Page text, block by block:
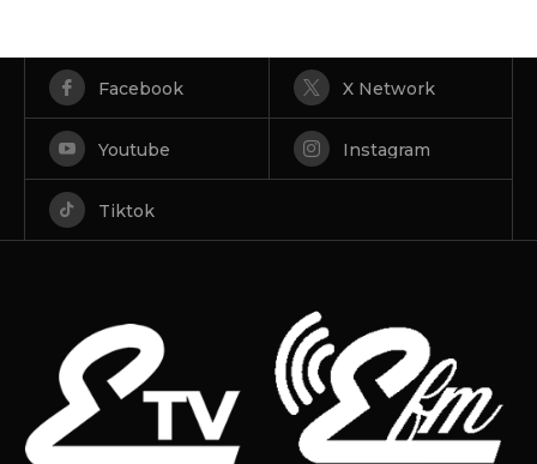
Facebook X Network
Youtube Instagram
Tiktok